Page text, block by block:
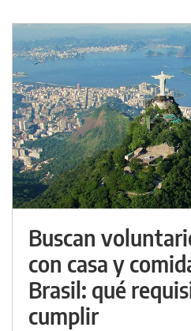
Buscan
con casa y
Brasil: qué
cumplir